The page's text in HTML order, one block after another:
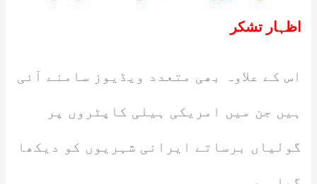
اظہار تشکر
اس کے علاوہ بھی متعدد ویڈیوز سامنے آئی
ہیں جن میں امریکی ہیلی کاپٹروں پر
گولیاں برساتے ایرانی شہریوں کو دیکھا